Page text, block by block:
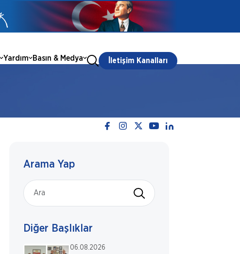
Yardım Basın & Medya İletişim Kanalları
Arama Yap
Diğer Başlıklar
06.08.2026